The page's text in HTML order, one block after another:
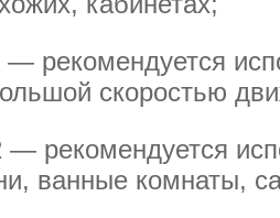
— рекомендуется
скоростью
— рекомендуется
ванные комнаты,